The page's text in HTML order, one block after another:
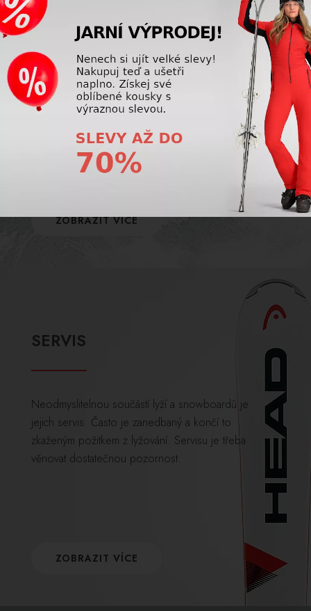
Využijte úrazové pojištění na hory a pojistěte
sebe i svou výstroj! Naše firma nabízí
komplexní pojištění, se kterým si lyžování
užijete bez starostí.
ZOBRAZIT VÍCE
SERVIS
Neodmyslitelnou součástí lyží a snowboardů je
jejich servis. Často je zanedbaný a končí to
zkaženým požitkem z lyžování. Servisu je třeba
věnovat dostatečnou pozornost.
ZOBRAZIT VÍCE